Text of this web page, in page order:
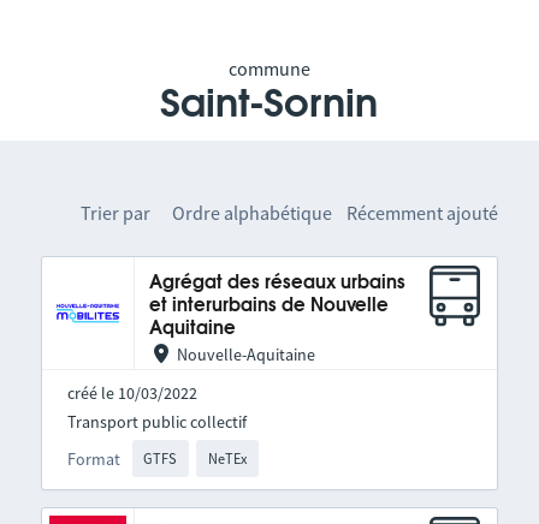
commune
Saint-Sornin
Trier par Ordre alphabétique Récemment ajouté
Agrégat des réseaux urbains
et interurbains de Nouvelle
Aquitaine
Nouvelle-Aquitaine
créé le 10/03/2022
Format GTFS NeTEx
Transport public collectif